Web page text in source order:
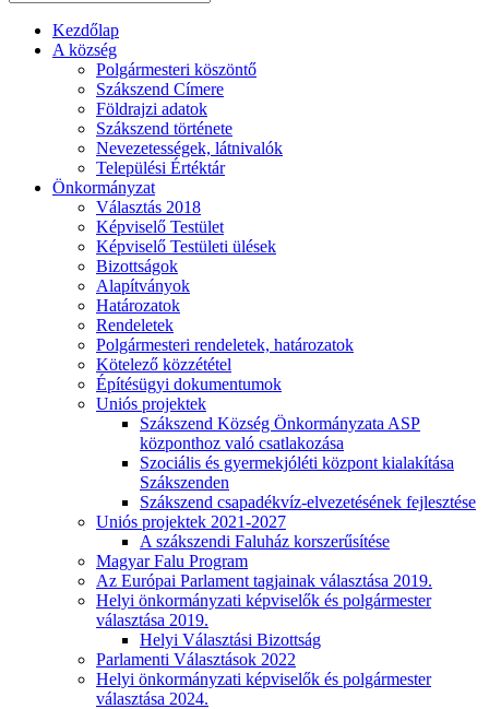
Kezdőlap
A község
Polgármesteri köszöntő
Szákszend Címere
Földrajzi adatok
Szákszend története
Nevezetességek, látnivalók
Települési Értéktár
Önkormányzat
Választás 2018
Képviselő Testület
Képviselő Testületi ülések
Bizottságok
Alapítványok
Határozatok
Rendeletek
Polgármesteri rendeletek, határozatok
Kötelező közzététel
Építésügyi dokumentumok
Uniós projektek
Szákszend Község Önkormányzata ASP
központhoz való csatlakozása
Szociális és gyermekjóléti központ kialakítása
Szákszenden
Szákszend csapadékvíz-elvezetésének fejlesztése
Uniós projektek 2021-2027
A szákszendi Faluház korszerűsítése
Magyar Falu Program
Az Európai Parlament tagjainak választása 2019.
Helyi önkormányzati képviselők és polgármester
választása 2019.
Helyi Választási Bizottság
Parlamenti Választások 2022
Helyi önkormányzati képviselők és polgármester
választása 2024.